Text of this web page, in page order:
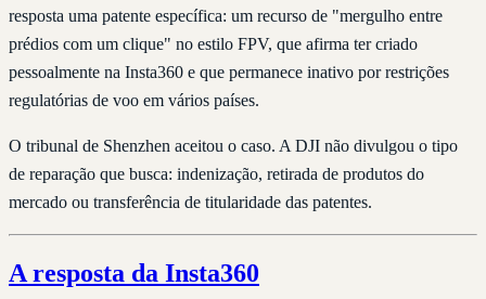
resposta uma patente específica: um recurso de "mergulho entre
prédios com um clique" no estilo FPV, que afirma ter criado
pessoalmente na Insta360 e que permanece inativo por restrições
regulatórias de voo em vários países.
O tribunal de Shenzhen aceitou o caso. A DJI não divulgou o tipo
de reparação que busca: indenização, retirada de produtos do
mercado ou transferência de titularidade das patentes.
A resposta da Insta360